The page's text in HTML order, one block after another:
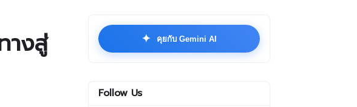
างสู่
✦ คุยกับ Gemini AI
Follow Us